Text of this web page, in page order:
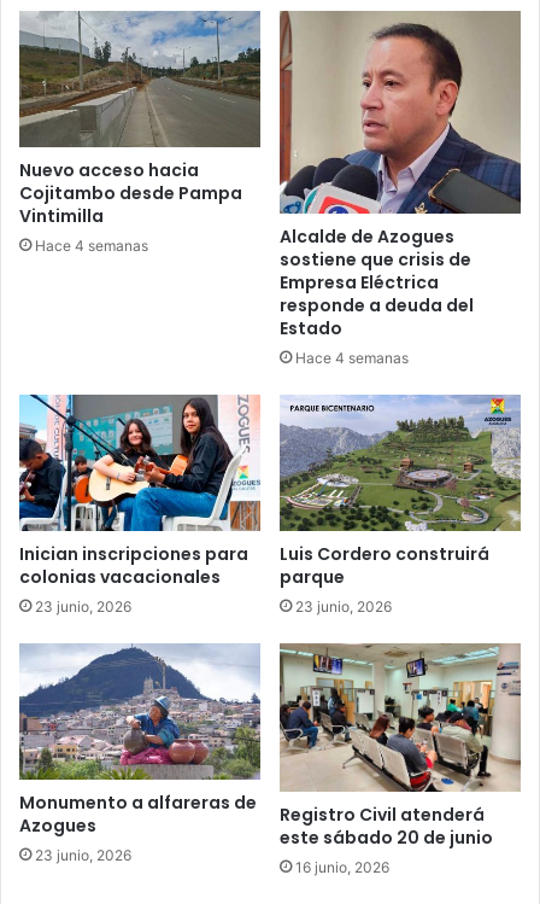
Nuevo acceso hacia
Cojitambo desde Pampa
Vintimilla
Hace 4 semanas
Alcalde de Azogues
sostiene que crisis de
Empresa Eléctrica
responde a deuda del
Estado
Hace 4 semanas
Inician inscripciones para
colonias vacacionales
23 junio, 2026
Luis Cordero construirá
parque
23 junio, 2026
Monumento a alfareras de
Azogues
23 junio, 2026
Registro Civil atenderá
este sábado 20 de junio
16 junio, 2026